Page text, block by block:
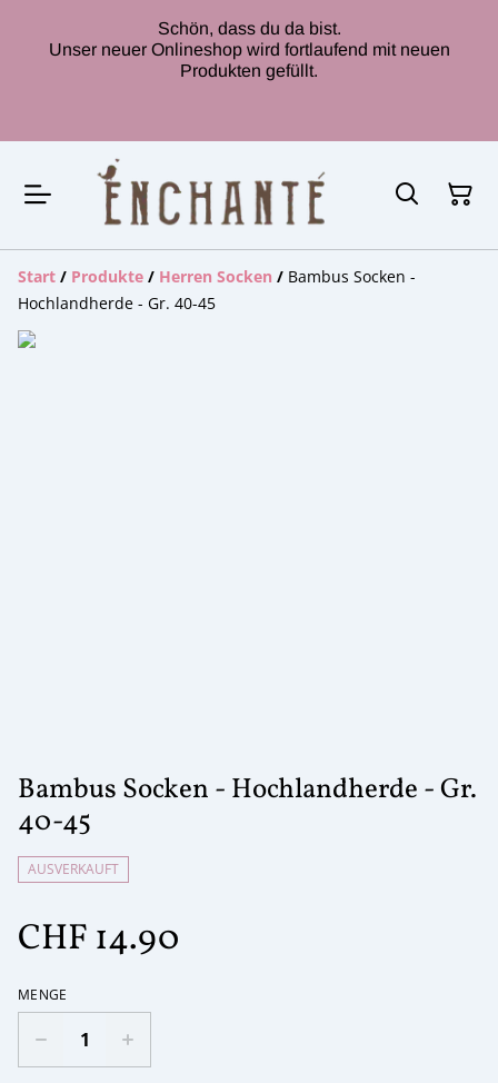
Schön, dass du da bist.
Unser neuer Onlineshop wird fortlaufend mit neuen
Produkten gefüllt.
Start / Produkte / Herren Socken / Bambus Socken -
Hochlandherde - Gr. 40-45
Bambus Socken - Hochlandherde - Gr.
40-45
AUSVERKAUFT
CHF 14.90
MENGE